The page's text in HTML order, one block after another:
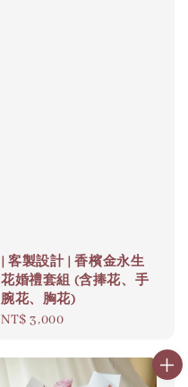
| 客製設計 | 香檳金永生
花婚禮套組 (含捧花、手
腕花、胸花)
Regular
NT$ 3,000